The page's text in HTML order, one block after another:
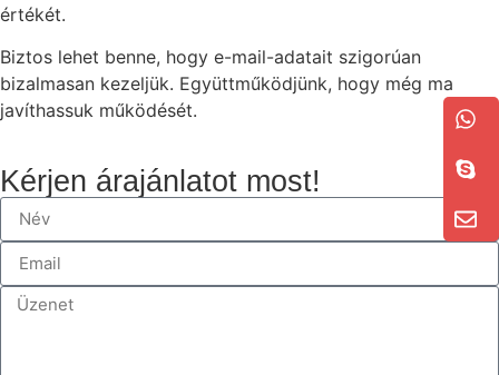
értékét.
Biztos lehet benne, hogy e-mail-adatait szigorúan
bizalmasan kezeljük. Együttműködjünk, hogy még ma
javíthassuk működését.
Kérjen árajánlatot most!